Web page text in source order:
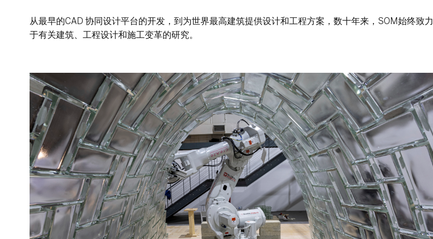
从最早的CAD 协同设计平台的开发，到为世界最高建筑提供设计和工程方案，数十年来，SOM始终致力
于有关建筑、工程设计和施工变革的研究。